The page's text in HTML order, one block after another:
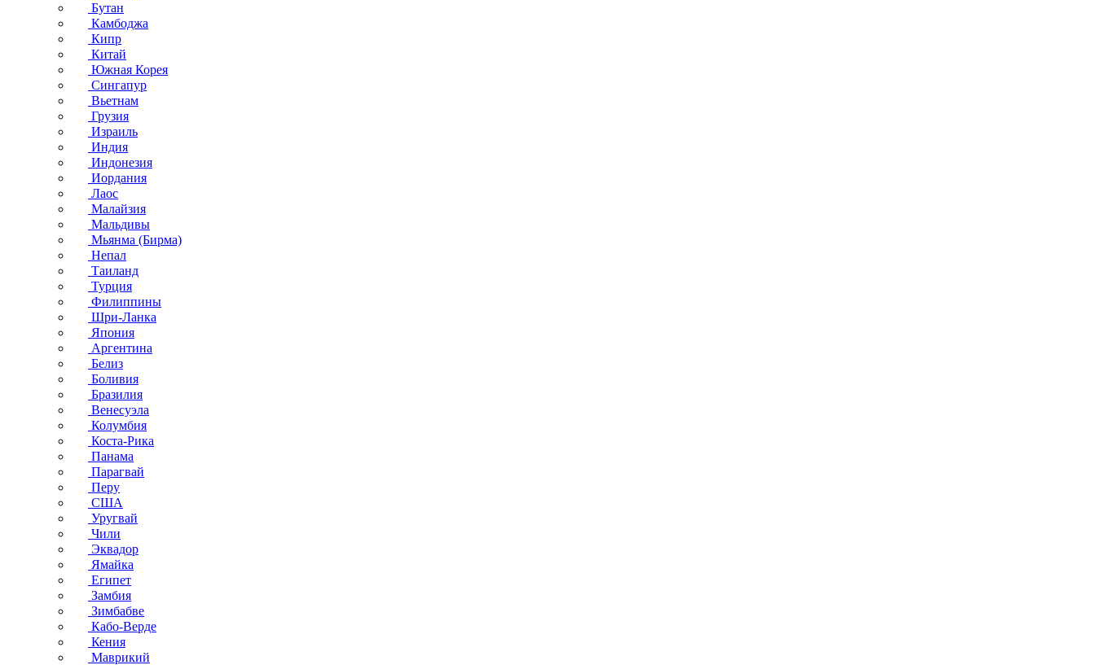
Бутан
Камбоджа
Кипр
Китай
Южная Корея
Сингапур
Вьетнам
Грузия
Израиль
Индия
Индонезия
Иордания
Лаос
Малайзия
Мальдивы
Мьянма (Бирма)
Непал
Таиланд
Турция
Филиппины
Шри-Ланка
Япония
Аргентина
Белиз
Боливия
Бразилия
Венесуэла
Колумбия
Коста-Рика
Панама
Парагвай
Перу
США
Уругвай
Чили
Эквадор
Ямайка
Египет
Замбия
Зимбабве
Кабо-Верде
Кения
Маврикий